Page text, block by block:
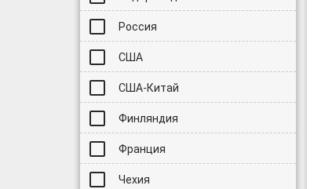
Россия
США
США-Китай
Финляндия
Франция
Чехия